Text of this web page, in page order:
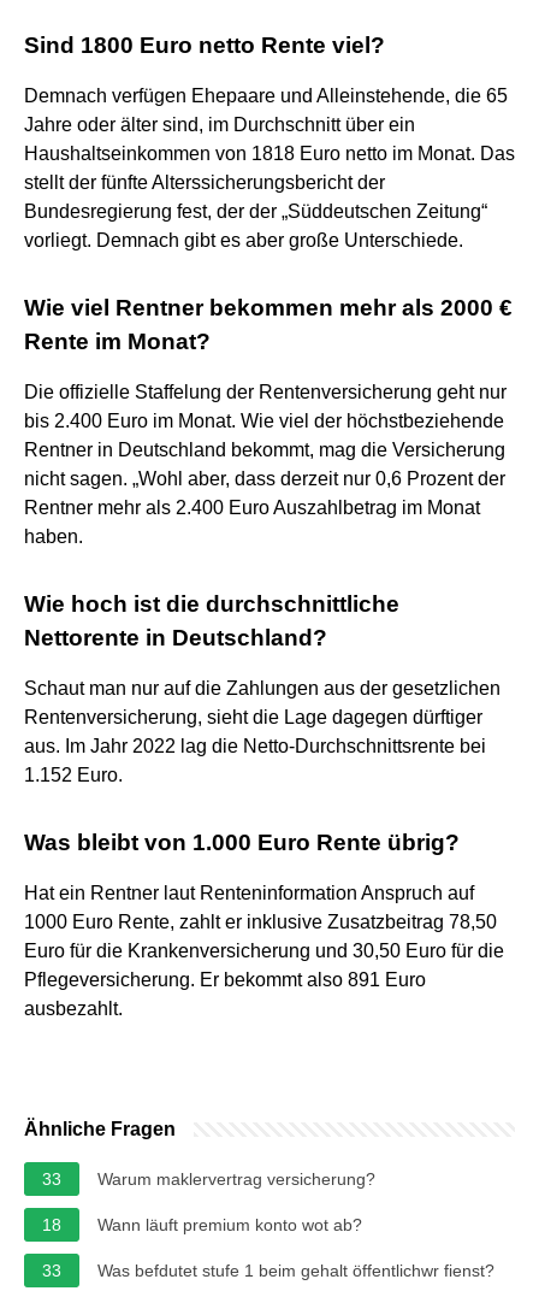
Sind 1800 Euro netto Rente viel?
Demnach verfügen Ehepaare und Alleinstehende, die 65
Jahre oder älter sind, im Durchschnitt über ein
Haushaltseinkommen von 1818 Euro netto im Monat. Das
stellt der fünfte Alterssicherungsbericht der
Bundesregierung fest, der der „Süddeutschen Zeitung“
vorliegt. Demnach gibt es aber große Unterschiede.
Wie viel Rentner bekommen mehr als 2000 €
Rente im Monat?
Die offizielle Staffelung der Rentenversicherung geht nur
bis 2.400 Euro im Monat. Wie viel der höchstbeziehende
Rentner in Deutschland bekommt, mag die Versicherung
nicht sagen. „Wohl aber, dass derzeit nur 0,6 Prozent der
Rentner mehr als 2.400 Euro Auszahlbetrag im Monat
haben.
Wie hoch ist die durchschnittliche
Nettorente in Deutschland?
Schaut man nur auf die Zahlungen aus der gesetzlichen
Rentenversicherung, sieht die Lage dagegen dürftiger
aus. Im Jahr 2022 lag die Netto-Durchschnittsrente bei
1.152 Euro.
Was bleibt von 1.000 Euro Rente übrig?
Hat ein Rentner laut Renteninformation Anspruch auf
1000 Euro Rente, zahlt er inklusive Zusatzbeitrag 78,50
Euro für die Krankenversicherung und 30,50 Euro für die
Pflegeversicherung. Er bekommt also 891 Euro
ausbezahlt.
Ähnliche Fragen
33 Warum maklervertrag versicherung?
18 Wann läuft premium konto wot ab?
33 Was befdutet stufe 1 beim gehalt öffentlichwr fienst?